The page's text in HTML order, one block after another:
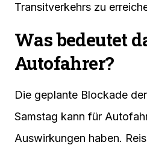
Transitverkehrs zu
Was bedeutet
Autofahrer?
Die geplante Blockade
Samstag kann für
Auswirkungen haben.